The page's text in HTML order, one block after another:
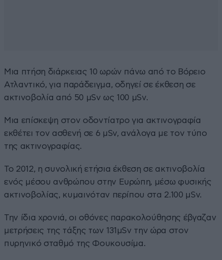
Μια πτήση διάρκειας 10 ωρών πάνω από το Βόρειο
Ατλαντικό, για παράδειγμα, οδηγεί σε έκθεση σε
ακτινοβολία από 50 µSv ως 100 µSv.
Μια επίσκεψη στον οδοντίατρο για ακτινογραφία
εκθέτει τον ασθενή σε 6 µSv, ανάλογα με τον τύπο
της ακτινογραφίας.
Το 2012, η συνολική ετήσια έκθεση σε ακτινοβολία
ενός μέσου ανθρώπου στην Ευρώπη, μέσω φυσικής
ακτινοβολίας, κυμαινόταν περίπου στα 2.100 µSv.
Την ίδια χρονιά, οι οθόνες παρακολούθησης έβγαζαν
μετρήσεις της τάξης των 131µSv την ώρα στον
πυρηνικό σταθμό της Φουκουσίμα.